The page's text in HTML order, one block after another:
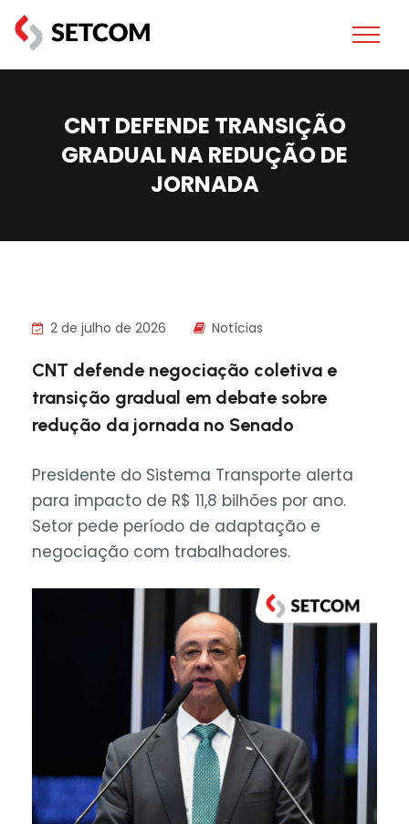
CNT DEFENDE TRANSIÇÃO
GRADUAL NA REDUÇÃO DE
JORNADA
2 de julho de 2026 Notícias
CNT defende negociação coletiva e
transição gradual em debate sobre
redução da jornada no Senado
Presidente do Sistema Transporte alerta
para impacto de R$ 11,8 bilhões por ano.
Setor pede período de adaptação e
negociação com trabalhadores.